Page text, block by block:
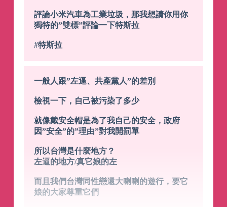
評論小米汽車為工業垃圾，那我想請你用你
獨特的”雙標”評論一下特斯拉
#特斯拉
一般人跟”左逼、共產黨人”的差別
檢視一下，自己被污染了多少
就像戴安全帽是為了我自己的安全，政府
因”安全”的”理由”對我開罰單
所以台灣是什麼地方？
左逼的地方/真它娘的左
而且我們台灣同性戀還大喇喇的遊行，要它
娘的大家尊重它們